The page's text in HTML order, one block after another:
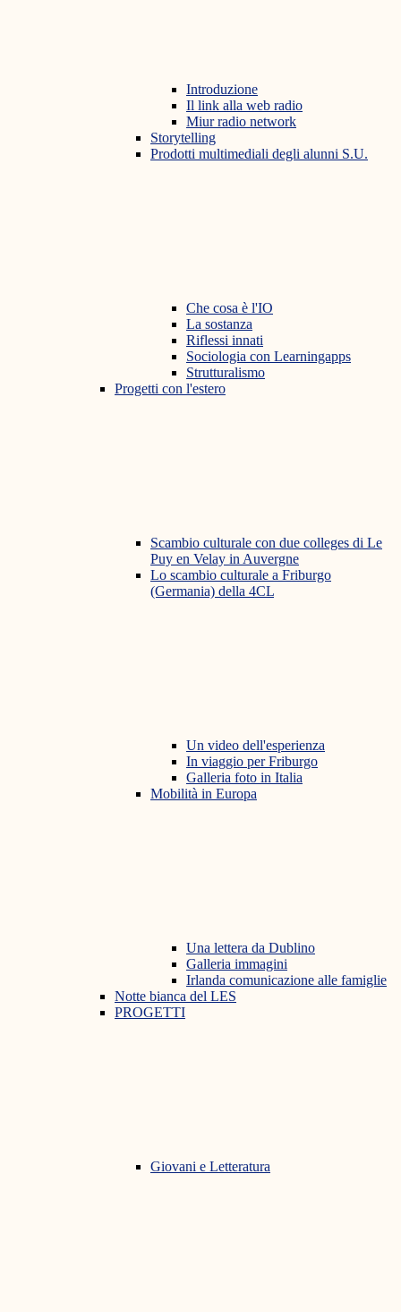
Introduzione
Il link alla web radio
Miur radio network
Storytelling
Prodotti multimediali degli alunni S.U.
Che cosa è l'IO
La sostanza
Riflessi innati
Sociologia con Learningapps
Strutturalismo
Progetti con l'estero
Scambio culturale con due colleges di Le
Puy en Velay in Auvergne
Lo scambio culturale a Friburgo
(Germania) della 4CL
Un video dell'esperienza
In viaggio per Friburgo
Galleria foto in Italia
Mobilità in Europa
Una lettera da Dublino
Galleria immagini
Irlanda comunicazione alle famiglie
Notte bianca del LES
PROGETTI
Giovani e Letteratura